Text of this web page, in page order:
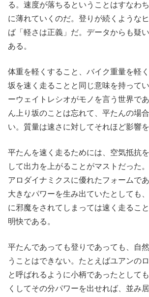
る。速度が落ちるということはすなわ
に薄れていくのだ。登りが続くような
ば「軽さは正義」だ。データからも疑
ある。
体重を軽くすること、バイク重量を軽
坂を速く走ることと同じ意味を持って
ーウェイトレシオがモノを言う世界で
ん上り坂のことは忘れて、平たんの場
い。質量は速さに対してそれほど影響
平たんを速く走るためには、空気抵抗
して出力を上がることがマストだった
アロダイナミクスに優れたフォームで
大きなパワーを生み出ていたとしても
に邪魔をされてしまっては速く走るこ
明快である。
平たんであっても登りであっても、自
うことはできない。たとえばユアンの
と呼ばれるように小柄であったとして
くしてその分パワーを出せれば、並み